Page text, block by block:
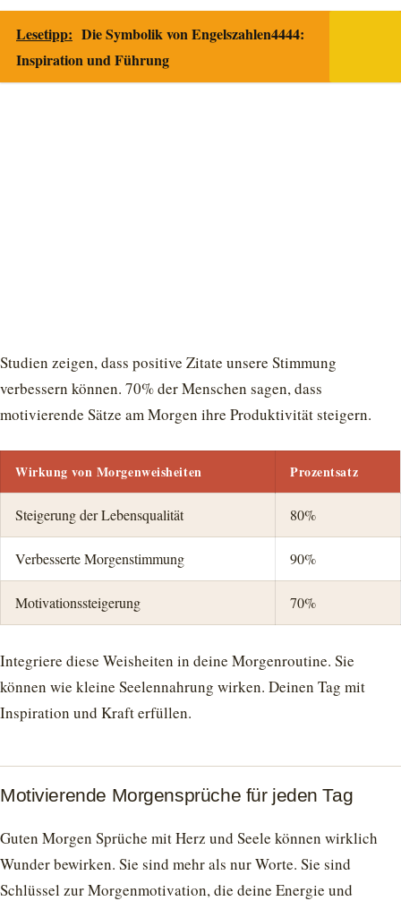
Lesetipp: Die Symbolik von Engelszahlen4444:
Inspiration und Führung
Studien zeigen, dass positive Zitate unsere Stimmung
verbessern können. 70% der Menschen sagen, dass
motivierende Sätze am Morgen ihre Produktivität steigern.
Wirkung von Morgenweisheiten Prozentsatz
Steigerung der Lebensqualität 80%
Verbesserte Morgenstimmung 90%
Motivationssteigerung 70%
Integriere diese Weisheiten in deine Morgenroutine. Sie
können wie kleine Seelennahrung wirken. Deinen Tag mit
Inspiration und Kraft erfüllen.
Motivierende Morgensprüche für jeden Tag
Guten Morgen Sprüche mit Herz und Seele können wirklich
Wunder bewirken. Sie sind mehr als nur Worte. Sie sind
Schlüssel zur Morgenmotivation, die deine Energie und